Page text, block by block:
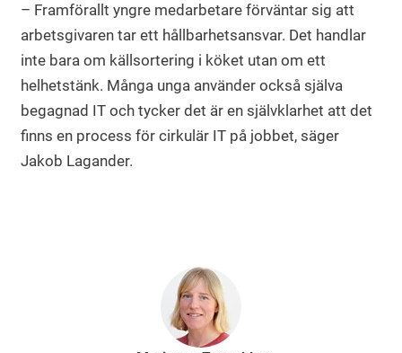
– Framförallt yngre medarbetare förväntar sig att
arbetsgivaren tar ett hållbarhetsansvar. Det handlar
inte bara om källsortering i köket utan om ett
helhetstänk. Många unga använder också själva
begagnad IT och tycker det är en självklarhet att det
finns en process för cirkulär IT på jobbet, säger
Jakob Lagander.